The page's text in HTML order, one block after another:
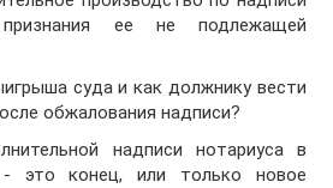
ее не подлежащей
суда и как должнику вести
обжалования надписи?
надписи нотариуса в
это конец, или только новое